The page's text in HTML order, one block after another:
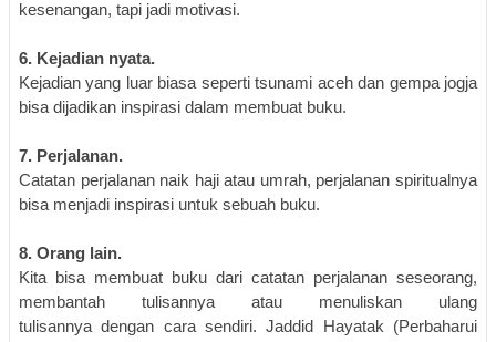
kesenangan, tapi jadi motivasi.
6. Kejadian nyata.
Kejadian yang luar biasa seperti tsunami aceh dan gempa jogja
bisa dijadikan inspirasi dalam membuat buku.
7. Perjalanan.
Catatan perjalanan naik hajiatau umrah, perjalanan spiritualnya
bisa menjadi inspirasi untuk sebuah buku.
8. Orang lain.
Kita bisa membuat
buku dari catatan perjalanan seseorang,
membantah tulisannya atau menuliskan ulang
tulisannyadengan cara sendiri.Jaddid Hayatak (Perbaharui